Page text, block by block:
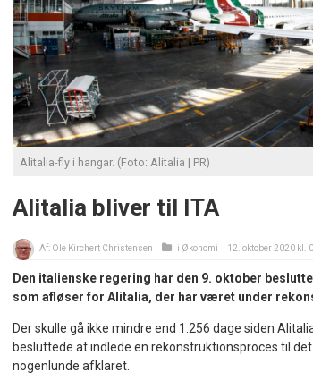
Alitalia-fly i hangar. (Foto: Alitalia | PR)
Alitalia bliver til ITA
Af: Ole Kirchert Christensen i Økonomi 12. oktober 2020 kl.
Den italienske regering har den 9. oktober
som afløser for Alitalia, der har været under
Der skulle gå ikke mindre end 1.256 dage siden
besluttede at indlede en rekonstruktionsproces til
nogenlunde afklaret.